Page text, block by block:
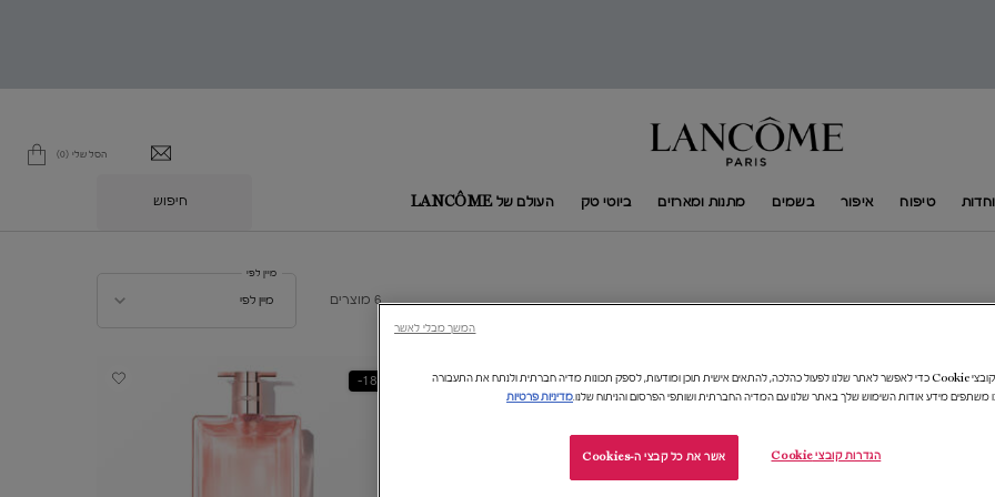
הסל שלי 0 0 מוצר בסל
טיפוח איפור בשמים מתנות ומארזים ביוטי טק העולם של​ LANCÔME​ חיפוש
6 מוצרים
מיין לפי
מיין לפי
מיין לפי
18%-
18%-
אנו משתמשים בקובצי Cookie כדי לאפשר לאתר שלנו לפעול כהלכה, להתאים אישית תוכן ומודעות, לספק תכונות מדיה חברתית ולנתח את התעבורה
משתפים מידע אודות השימוש שלך באתר שלנו עם המדיה החברתית ושותפי הפרסום והניתוח שלנו.מדיניות פרטיות
הגדרות קובצי Cookie אשר את כל קבצי ה-Cookies
המשך מבלי לאשר